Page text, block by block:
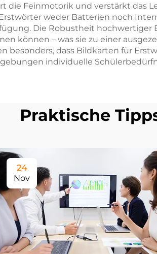
Feinmotorik und verstärkt das
weder Batterien noch
Die Robustheit
können – was sie zu einer
besonders, dass Bildkarten für
individuelle
Praktische
24
Nov